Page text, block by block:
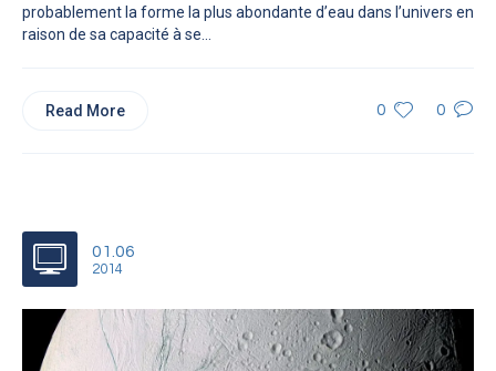
probablement la forme la plus abondante d’eau dans l’univers en
raison de sa capacité à se...
0 0
Read More
01.06
2014